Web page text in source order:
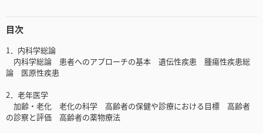
目次
1．内科学総論
内科学総論 患者へのアプローチの基本 遺伝性疾患 腫瘍性疾患総
論 医原性疾患
2．老年医学
加齢・老化 老化の科学 高齢者の保健や診療における目標 高齢者
の診察と評価 高齢者の薬物療法